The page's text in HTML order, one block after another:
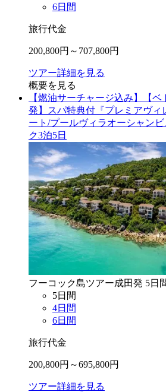
6日間
旅行代金
200,800円～ 707,800円
ツアー詳細を見る
概要を見る
【燃油サーチャージ込み】【
発】スパ特典付『プレミアヴィ
ート/プールヴィラオーシャン
ク3泊5日
フーコック島ツアー成田発 5日
5日間
4日間
6日間
旅行代金
200,800円～695,800円
ツアー詳細を見る